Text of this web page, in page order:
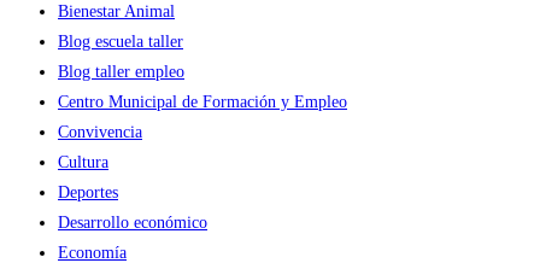
Bienestar Animal
Blog escuela taller
Blog taller empleo
Centro Municipal de Formación y Empleo
Convivencia
Cultura
Deportes
Desarrollo económico
Economía